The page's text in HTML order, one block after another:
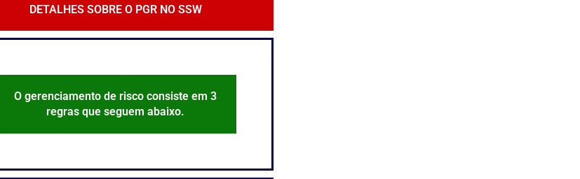
DETALHES SOBRE O PGR NO SSW
O gerenciamento de risco consiste em 3
regras que seguem abaixo.